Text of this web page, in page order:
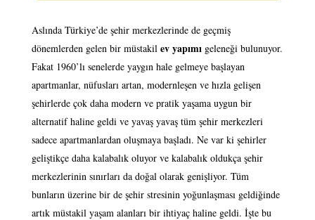
Aslında Türkiye’de şehir merkezlerinde de geçmiş
dönemlerden gelen bir müstakil ev yapımı geleneği bulunuyor.
Fakat 1960’lı senelerde yaygın hale gelmeye başlayan
apartmanlar, nüfusları artan, modernleşen ve hızla gelişen
şehirlerde çok daha modern ve pratik yaşama uygun bir
alternatif haline geldi ve yavaş yavaş tüm şehir merkezleri
sadece apartmanlardan oluşmaya başladı. Ne var ki şehirler
geliştikçe daha kalabalık oluyor ve kalabalık oldukça şehir
merkezlerinin sınırları da doğal olarak genişliyor. Tüm
bunların üzerine bir de şehir stresinin yoğunlaşması geldiğinde
artık müstakil yaşam alanları bir ihtiyaç haline geldi. İşte bu